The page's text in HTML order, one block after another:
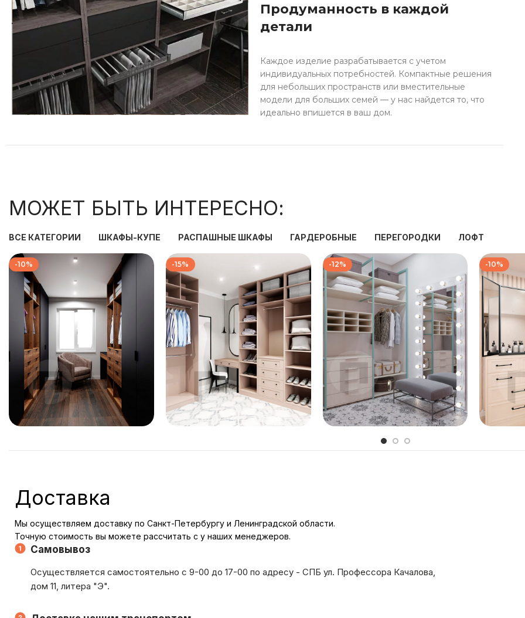
Продуманность в каждой
детали
Каждое изделие разрабатывается с учетом
индивидуальных потребностей. Компактные решения
для небольших пространств или вместительные
модели для больших семей — у нас найдется то, что
идеально впишется в ваш дом.
МОЖЕТ БЫТЬ ИНТЕРЕСНО:
ВСЕ КАТЕГОРИИ ШКАФЫ-КУПЕ РАСПАШНЫЕ ШКАФЫ ГАРДЕРОБНЫЕ ПЕРЕГОРОДКИ ЛОФТ
-10%
186 000 ₽
207 333
₽
-15%
219 333₽
258 000₽
-12%
139 333
₽
158 667
₽
-10%
Доставка
Мы осуществляем доставку по Санкт-Петербургу и Ленинградской области.
Точную стоимость вы можете рассчитать с у наших менеджеров.
Самовывоз
Осуществляется самостоятельно с 9-00 до 17-00 по адресу - СПБ ул. Профессора Качалова,
дом 11, литера "Э".